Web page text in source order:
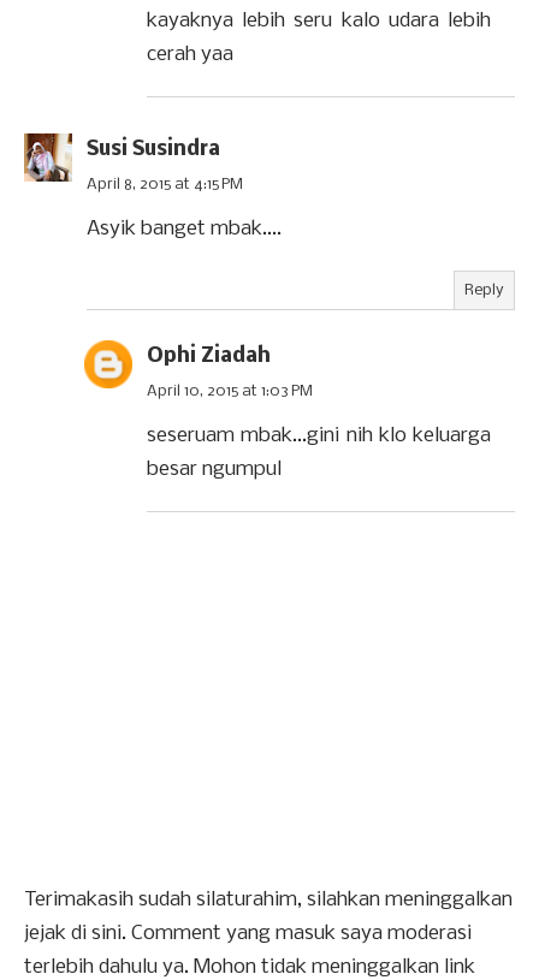
kayaknya lebih seru kalo udara lebih
cerah yaa
Susi Susindra
April 8, 2015 at 4:15 PM
Asyik banget mbak....
Reply
Ophi Ziadah
April 10, 2015 at 1:03 PM
seseruam mbak...gini nih klo keluarga
besar ngumpul
Terimakasih sudah silaturahim, silahkan meninggalkan
jejak di sini. Comment yang masuk saya moderasi
terlebih dahulu ya. Mohon tidak meninggalkan link